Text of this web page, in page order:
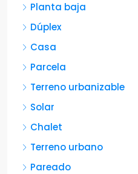
Planta baja
Dúplex
Casa
Parcela
Terreno urbanizable
Solar
Chalet
Terreno urbano
Pareado